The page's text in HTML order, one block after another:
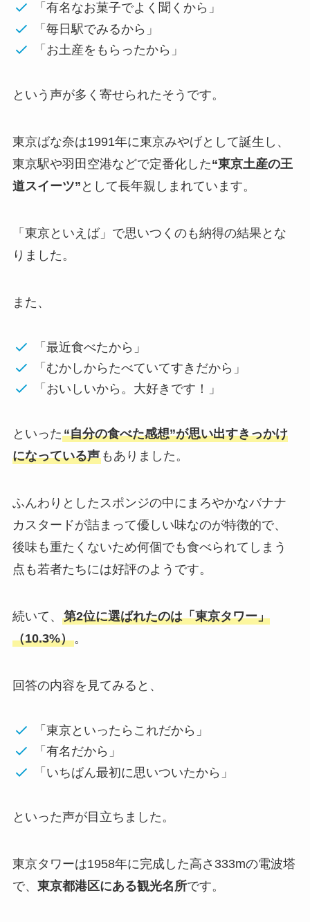
「有名なお菓子でよく聞くから」
「毎日駅でみるから」
「お土産をもらったから」
という声が多く寄せられたそうです。
東京ばな奈は1991年に東京みやげとして誕生し、
東京駅や羽田空港などで定番化した“東京土産の王
道スイーツ” として長年親しまれています。
「東京といえば」で思いつくのも納得の結果とな
りました。
また、
「最近食べたから」
「むかしからたべていてすきだから」
「おいしいから。大好きです！」
といった“自分の食べた感想”が思い出すきっかけ
になっている声もありました。
ふんわりとしたスポンジの中にまろやかなバナナ
カスタードが詰まって優しい味なのが特徴的で、
後味も重たくないため何個でも食べられてしまう
点も若者たちには好評のようです。
続いて、 第2位に選ばれたのは「東京タワー」
（10.3%）。
回答の内容を見てみると、
「東京といったらこれだから」
「有名だから」
「いちばん最初に思いついたから」
といった声が目立ちました。
東京タワーは1958年に完成した高さ333mの電波塔
で、 東京都港区にある観光名所です。